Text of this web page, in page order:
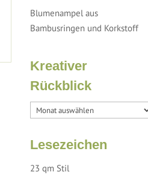
Blumenampel aus
Bambusringen und Korkstoff
Kreativer
Rückblick
Lesezeichen
23 qm Stil